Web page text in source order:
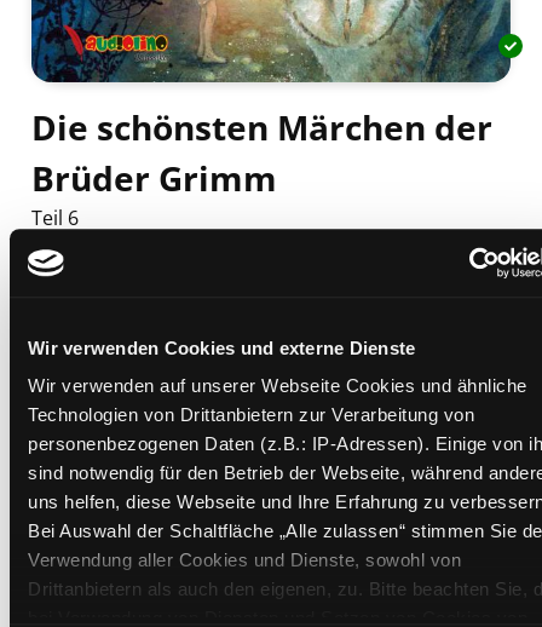
Wir verwenden Cookies und externe Dienste
Wir verwenden auf unserer Webseite Cookies und ähnliche
Technologien von Drittanbietern zur Verarbeitung von
personenbezogenen Daten (z.B.: IP-Adressen). Einige von
sind notwendig für den Betrieb der Webseite, während
uns helfen, diese Webseite und Ihre Erfahrung zu
Bei Auswahl der Schaltfläche „Alle zulassen“ stimmen Sie
Verwendung aller Cookies und Dienste, sowohl von
Drittanbietern als auch den eigenen, zu. Bitte beachten Sie,
Die schönsten Märchen der
Brüder Grimm
Teil 6
Mediengruppe:
Suche nach diesem Verfasser
Mehr Informationen ein-/ausblenden
Exemplare
Zweigstelle: Nord - Geidorf
Signatur: TD.JM.M SCHOE
Standort 2: Ausleihe